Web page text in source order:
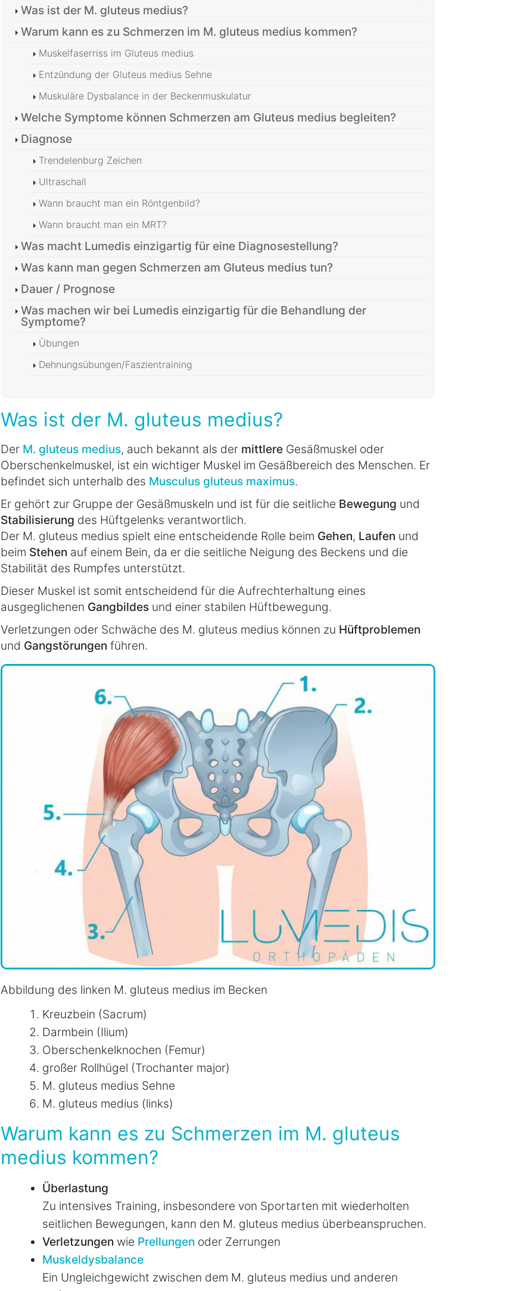
Was ist der M. gluteus medius?
Warum kann es zu Schmerzen im M. gluteus medius kommen?
Muskelfaserriss im Gluteus medius
Entzündung der Gluteus medius Sehne
Muskuläre Dysbalance in der Beckenmuskulatur
Welche Symptome können Schmerzen am Gluteus medius begleiten?
Diagnose
Trendelenburg Zeichen
Ultraschall
Wann braucht man ein Röntgenbild?
Wann braucht man ein MRT?
Was macht Lumedis einzigartig für eine Diagnosestellung?
Was kann man gegen Schmerzen am Gluteus medius tun?
Dauer / Prognose
Was machen wir bei Lumedis einzigartig für die Behandlung der
Symptome?
Übungen
Dehnungsübungen/Faszientraining
Was ist der M. gluteus medius?
Der M. gluteus medius, auch bekannt als der mittlere Gesäßmuskel oder
Oberschenkelmuskel, ist ein wichtiger Muskel im Gesäßbereich des Menschen. Er
befindet sich unterhalb des Musculus gluteus maximus.
Er gehört zur Gruppe der Gesäßmuskeln und ist für die seitliche Bewegung und
Stabilisierung des Hüftgelenks verantwortlich.
Der M. gluteus medius spielt eine entscheidende Rolle beim Gehen, Laufen und
beim Stehen auf einem Bein, da er die seitliche Neigung des Beckens und die
Stabilität des Rumpfes unterstützt.
Dieser Muskel ist somit entscheidend für die Aufrechterhaltung eines
ausgeglichenen Gangbildes und einer stabilen Hüftbewegung.
Verletzungen oder Schwäche des M. gluteus medius können zu Hüftproblemen
und Gangstörungen führen.
Abbildung des linken M. gluteus medius im Becken
Kreuzbein (Sacrum)
Darmbein (Ilium)
Oberschenkelknochen (Femur)
großer Rollhügel (Trochanter major)
M. gluteus medius Sehne
M. gluteus medius (links)
Warum kann es zu Schmerzen im M. gluteus
medius kommen?
Überlastung
Zu intensives Training, insbesondere von Sportarten mit wiederholten
seitlichen Bewegungen, kann den M. gluteus medius überbeanspruchen.
Verletzungen wie Prellungen oder Zerrungen
Muskeldysbalance
Ein Ungleichgewicht zwischen dem M. gluteus medius und anderen